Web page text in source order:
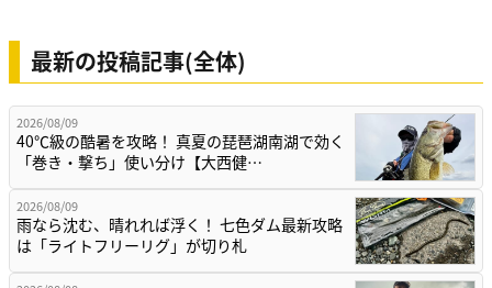
最新の投稿記事(全体)
2026/08/09
40℃級の酷暑を攻略！ 真夏の琵琶湖南湖で効く
「巻き・撃ち」使い分け【大西健…
2026/08/09
雨なら沈む、晴れれば浮く！ 七色ダム最新攻略
は「ライトフリーリグ」が切り札